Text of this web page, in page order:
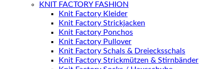
KNIT FACTORY FASHION
Knit Factory Kleider
Knit Factory Strickjacken
Knit Factory Ponchos
Knit Factory Pullover
Knit Factory Schals & Dreiecksschals
Knit Factory Strickmützen & Stirnbänder